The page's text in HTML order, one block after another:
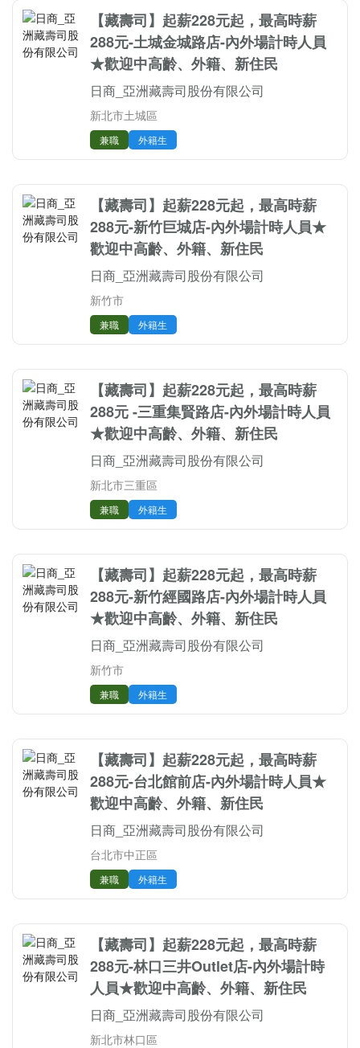
【藏壽司】起薪228元起，最高時薪
288元-土城金城路店-內外場計時人員
★歡迎中高齡、外籍、新住民
日商_亞洲藏壽司股份有限公司
新北市土城區
兼職 外籍生
【藏壽司】起薪228元起，最高時薪
288元-新竹巨城店-內外場計時人員★
歡迎中高齡、外籍、新住民
日商_亞洲藏壽司股份有限公司
新竹市
兼職 外籍生
【藏壽司】起薪228元起，最高時薪
288元 -三重集賢路店-內外場計時人員
★歡迎中高齡、外籍、新住民
日商_亞洲藏壽司股份有限公司
新北市三重區
兼職 外籍生
【藏壽司】起薪228元起，最高時薪
288元-新竹經國路店-內外場計時人員
★歡迎中高齡、外籍、新住民
日商_亞洲藏壽司股份有限公司
新竹市
兼職 外籍生
【藏壽司】起薪228元起，最高時薪
288元-台北館前店-內外場計時人員★
歡迎中高齡、外籍、新住民
日商_亞洲藏壽司股份有限公司
台北市中正區
兼職 外籍生
【藏壽司】起薪228元起，最高時薪
288元-林口三井Outlet店-內外場計時
人員★歡迎中高齡、外籍、新住民
日商_亞洲藏壽司股份有限公司
新北市林口區